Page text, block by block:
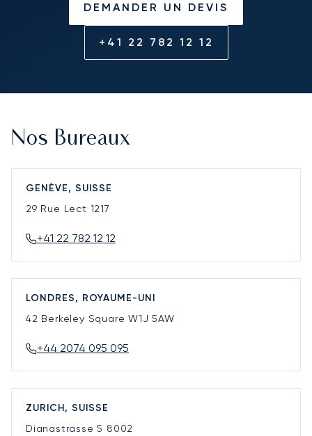
DEMANDER UN DEVIS
+41 22 782 12 12
Nos Bureaux
GENÈVE, SUISSE
29 Rue Lect 1217
+41 22 782 12 12
LONDRES, ROYAUME-UNI
42 Berkeley SquareW1J 5AW
+44 2074 095 095
ZURICH, SUISSE
Dianastrasse 5 8002